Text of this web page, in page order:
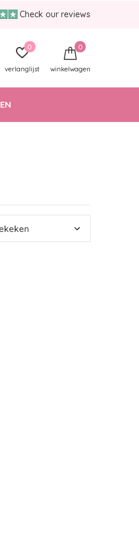
verlanglijst
0
winkelwagen
0
Check our reviews